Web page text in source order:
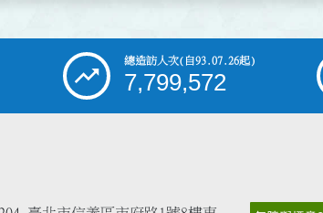
總造訪人次(自93.07.26起)
7,799,572